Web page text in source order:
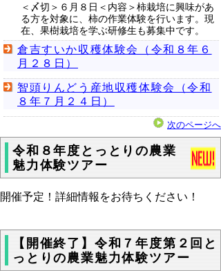
＜〆切＞６月８日＜内容＞柿栽培に興味があ
る方を対象に、柿の作業体験を行います。現
在、果樹栽培を学ぶ研修生も募集中です。
倉吉すいか収穫体験会（令和８年６
月２８日）
智頭りんどう産地収穫体験会（令和
８年７月２４日）
次のページへ
令和８年度とっとりの農業
魅力体験ツアー
開催予定！詳細情報をお待ちください！
【開催終了】令和７年度第２回と
っとりの農業魅力体験ツアー